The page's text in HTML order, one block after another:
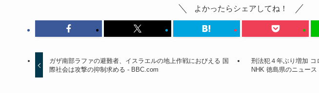
よかったらシェアしてね！
ガザ南部ラファの避難者、イスラエルの地上作戦におびえる 国
際社会は攻撃の抑制求める - BBC.com
刑法犯４年ぶり増加 コ
NHK 徳島県のニュース